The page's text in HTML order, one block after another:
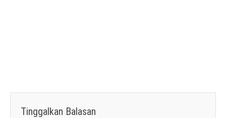
Tinggalkan Balasan